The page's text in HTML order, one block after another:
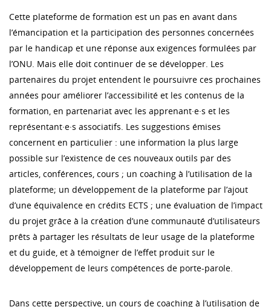
Cette plateforme de formation est un pas en avant dans
l’émancipation et la participation des personnes concernées
par le handicap et une réponse aux exigences formulées par
l’ONU. Mais elle doit continuer de se développer. Les
partenaires du projet entendent le poursuivre ces prochaines
années pour améliorer l’accessibilité et les contenus de la
formation, en partenariat avec les apprenant·e·s et les
représentant·e·s associatifs. Les suggestions émises
concernent en particulier : une information la plus large
possible sur l’existence de ces nouveaux outils par des
articles, conférences, cours ; un coaching à l’utilisation de la
plateforme; un développement de la plateforme par l’ajout
d’une équivalence en crédits ECTS ; une évaluation de l’impact
du projet grâce à la création d’une communauté d’utilisateurs
prêts à partager les résultats de leur usage de la plateforme
et du guide, et à témoigner de l’effet produit sur le
développement de leurs compétences de porte-parole.
Dans cette perspective, un cours de coaching à l’utilisation de